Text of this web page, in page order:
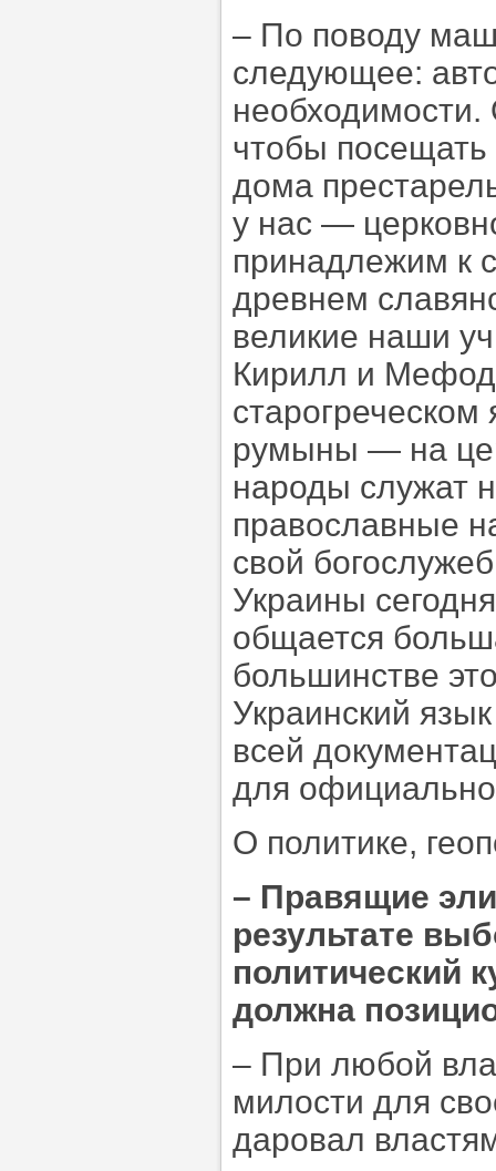
– По поводу
следующее:
чтобы
дома
у нас —
принадлежим к
древнем
великие наши
Кирилл и
румыны — на
народы служат
православные
свой
Украины
общается
большинстве
Украинский
всей
для
О политике,
– Правящие
результате
политический
должна
– При любой
милости для
даровал